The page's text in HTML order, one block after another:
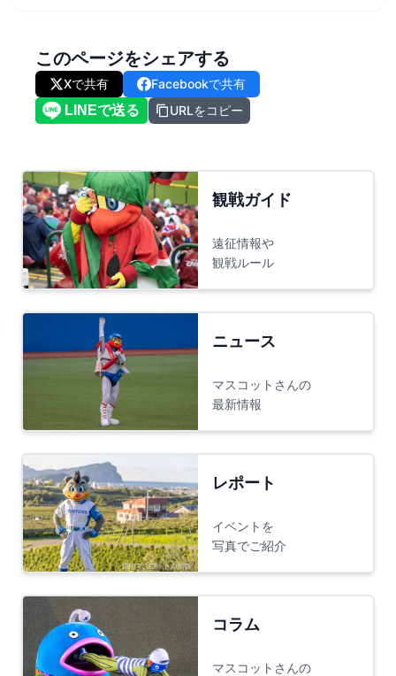
このページをシェアする
Xで共有
Facebookで共有
URLをコピー
観戦ガイド
遠征情報や
観戦ルール
ニュース
マスコットさんの
最新情報
レポート
イベントを
写真でご紹介
コラム
マスコットさんの